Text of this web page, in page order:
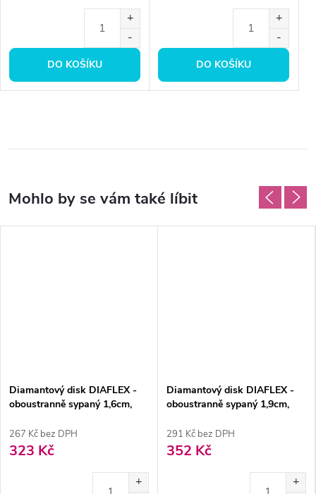
DO KOŠÍKU DO KOŠÍKU
Diamantový disk DIAFLEX -
oboustranně sypaný 1,6cm,
267 Kč bez DPH
323 Kč
Diamantový disk DIAFLEX -
oboustranně sypaný 1,9cm,
291 Kč bez DPH
352 Kč